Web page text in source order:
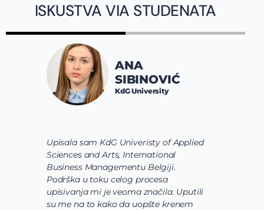
ISKUSTVA VIA STUDENATA
Upisala sam KdG Univeristy of Applied
Sciences and Arts, International
Business Managementu Belgiji.
Podrška u toku celog procesa
upisivanja mi je veoma značila. Uputili
su me na to kako da uopšte krenem
ANA
SIBINOVIĆ
KdG University